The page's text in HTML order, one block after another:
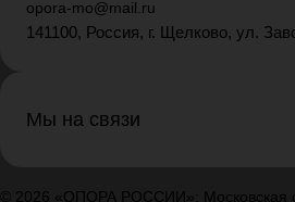
opora-mo@mail.ru
141100, Россия, г. Щелково, ул.
Мы на связи
© 2026 «ОПОРА РОССИИ»: Московская